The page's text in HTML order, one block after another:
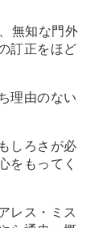
無知な門外
訂正をほど
理由のない
しろさが必
をもってく
レス・ミス